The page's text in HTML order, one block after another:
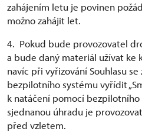
zahájením letu je povinen
možno zahájit let.
4. Pokud bude provozovatel
a bude daný materiál užívat ke
navíc při vyřizování Souhlasu
bezpilotního systému vyřídit
k natáčení pomocí bezpilotního
sjednanou úhradu je
před vzletem.